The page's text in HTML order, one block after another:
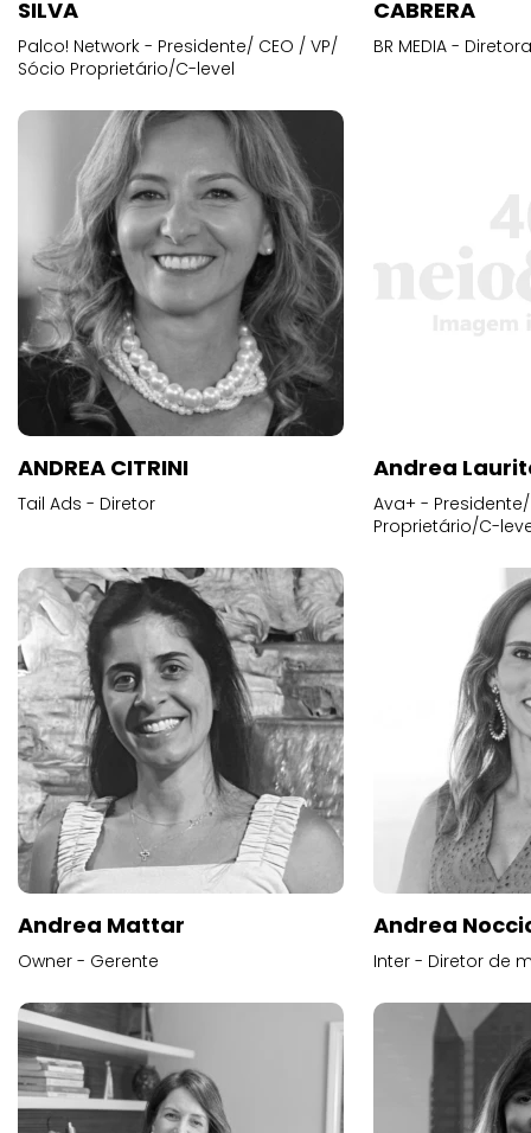
SILVA
Palco! Network - Presidente/ CEO / VP/
Sócio Proprietário/C-level
CABRERA
BR MEDIA -
ANDREA CITRINI
Tail Ads - Diretor
Andrea
Ava+ -
Proprietário/C-
Andrea Mattar
Owner - Gerente
Andrea
Inter - Diretor de